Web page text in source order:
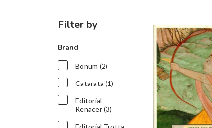
Filter by
Brand
Bonum (2)
Catarata (1)
Editorial
Renacer (3)